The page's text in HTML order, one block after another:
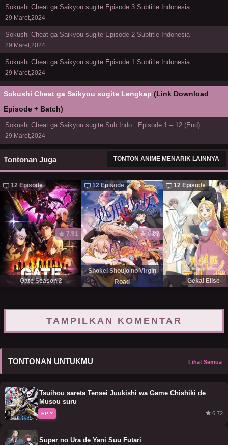
Sokushi Cheat ga Saikyou sugite Episode 3 Subtitle Indonesia
29 Maret,2024
Sokushi Cheat ga Saikyou sugite Episode 2 Subtitle Indonesia
29 Maret,2024
Sokushi Cheat ga Saikyou sugite Episode 1 Subtitle Indonesia
29 Maret,2024
Sokushi Cheat ga Saikyou sugite Lengkap (Link Download
Episode + Batch)
Sokushi Cheat ga Saikyou sugite Sub Indo : Episode 1 – 12 (End)
29 Maret,2024
Tontonan Juga TONTON ANIME MENARIK LAINNYA
12 Episode
7.91
Gate Season 2
12 Episode
6.87
Shokei Shoujo no Virgin
Road
12 Episode
Gekai Elise
TAMPILKAN KOMENTAR
TONTONAN UNTUKMU Lihat Semua
Tsuihou sareta Tensei Juukishi wa Game Chishiki de
Musou suru
EP ? 6.72
Super no Ura de Yani Suu Futari